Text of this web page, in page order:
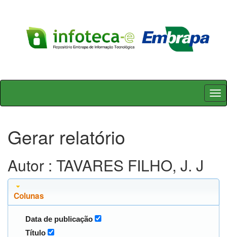
Skip
Gerar relatório
Autor : TAVARES FILHO, J. J
Colunas
Data de publicação
Título